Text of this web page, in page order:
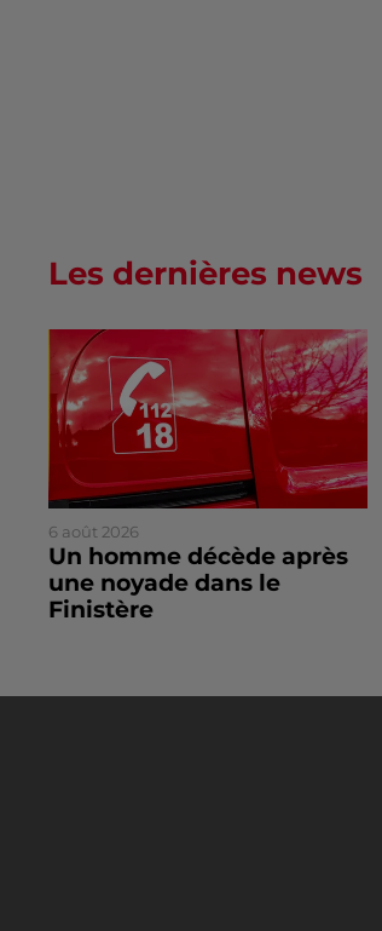
Les dernières news
6 août 2026
Un homme décède après
une noyade dans le
Finistère